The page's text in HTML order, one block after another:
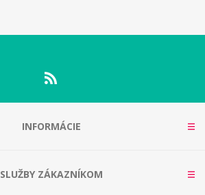
INFORMÁCIE
SLUŽBY ZÁKAZNÍKOM